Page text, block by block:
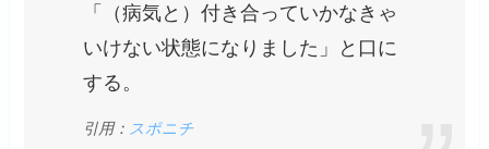
「（病気と）付き合っていかなきゃ
いけない状態になりました」と口に
する。
引用： スポニチ